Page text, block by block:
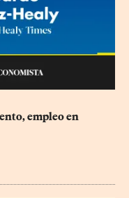
empleo en